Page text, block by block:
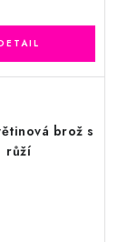
brož s
růží